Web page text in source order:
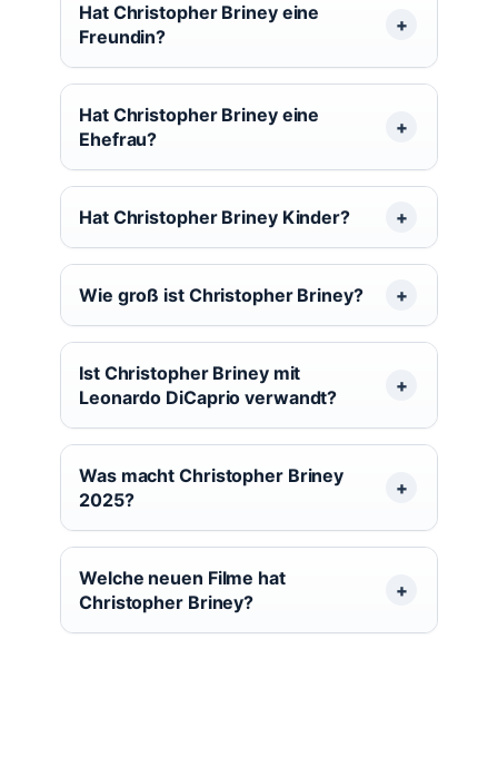
Hat Christopher Briney eine
Freundin?
Hat Christopher Briney eine
Ehefrau?
Hat Christopher Briney Kinder?
Wie groß ist Christopher Briney?
Ist Christopher Briney mit
Leonardo DiCaprio verwandt?
Was macht Christopher Briney
2025?
Welche neuen Filme hat
Christopher Briney?